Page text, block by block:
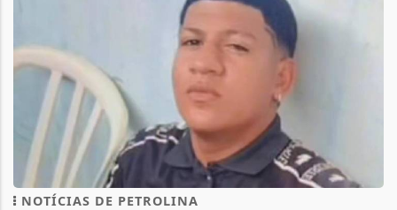
NOTÍCIAS DE PETROLINA